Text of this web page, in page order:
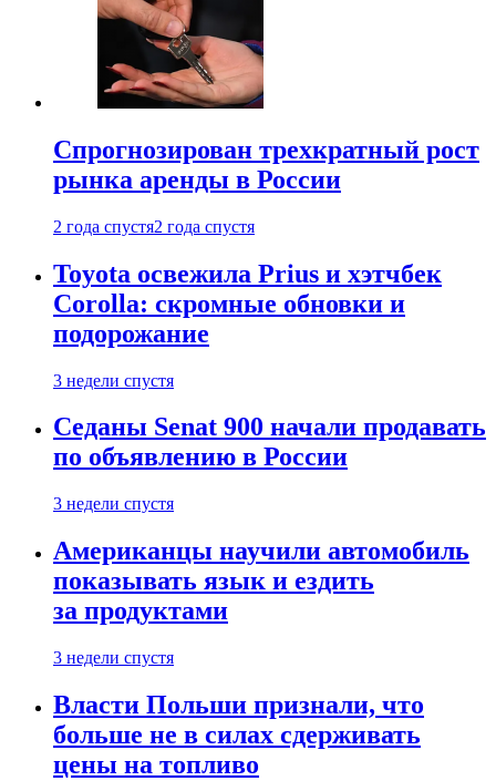
Спрогнозирован трехкратный рост
рынка аренды в России
2 года спустя2 года спустя
Toyota освежила Prius и хэтчбек
Corolla: скромные обновки и
подорожание
3 недели спустя
Седаны Senat 900 начали продавать
по объявлению в России
3 недели спустя
Американцы научили автомобиль
показывать язык и ездить
за продуктами
3 недели спустя
Власти Польши признали, что
больше не в силах сдерживать
цены на топливо